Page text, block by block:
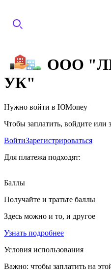
ООО
УК"
Нужно войти в ЮMoney
Чтобы заплатить, войдите или
ВойтиЗарегистрироваться
Для платежа подходят:
Баллы
Получайте и тратьте баллы
Здесь можно и то, и другое
Узнать подробнее
Условия использования
Важно: чтобы заплатить на